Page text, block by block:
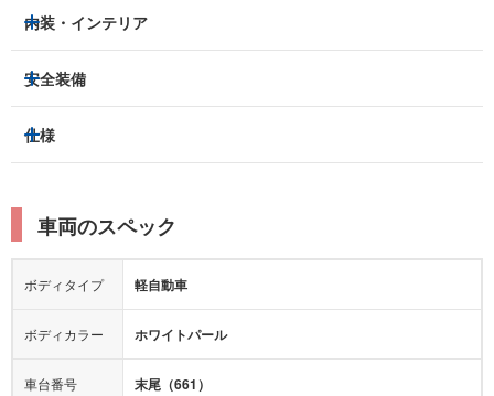
ヘッドライト
アルミホイール：あり
サンルーフ/ガラスルーフ
ルーフレール
エアロパーツ
ローダウン
内装・インテリア
3列シート
ベンチシート
パワーシート
シートヒーター
カーナビ：メモリーナビ他
安全装備
トラクションコントロール
レーンキープアシスト
横滑り防止装置
衝突被害軽減プレーキ
カメラ：バック
エアバッグ：
4エアバッグ
衝撃緩和ヘッドレスト
仕様
車両のスペック
ボディタイプ 軽自動車
ボディカラー ホワイトパール
車台番号 末尾（661）